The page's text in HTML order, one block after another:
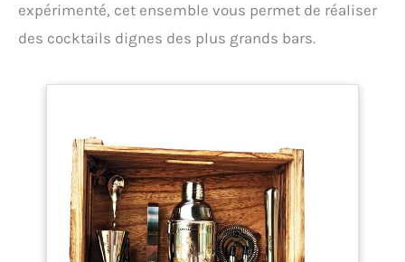
expérimenté, cet ensemble vous permet de réaliser
des cocktails dignes des plus grands bars.